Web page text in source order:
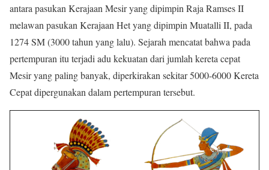
antara pasukan Kerajaan Mesir yang dipimpin Raja Ramses II
melawan pasukan Kerajaan Het yang dipimpin Muatalli II, pada
1274 SM (3000 tahun yang lalu). Sejarah mencatat bahwa pada
pertempuran itu terjadi adu kekuatan dari jumlah kereta cepat
Mesir yang paling banyak, diperkirakan sekitar 5000-6000 Kereta
Cepat dipergunakan dalam pertempuran tersebut.